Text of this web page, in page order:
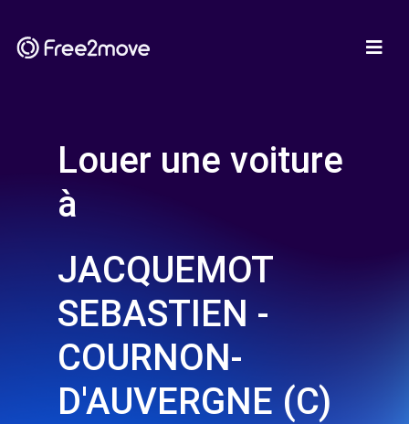
Louer une voiture
à
JACQUEMOT
SEBASTIEN -
COURNON-
D'AUVERGNE (C)